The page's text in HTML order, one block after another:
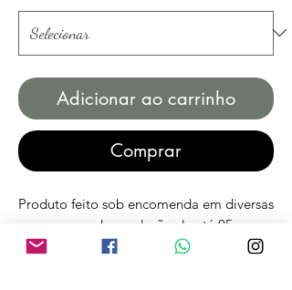
Adicionar ao carrinho
Comprar
Produto feito sob encomenda em diversas
cores, prazo de produção de até 05
(cinco) dias úteis.